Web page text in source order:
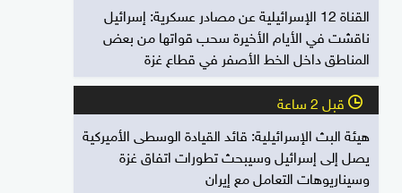
القناة 12 الإسرائيلية عن مصادر عسكرية: إسرائيل
ناقشت في الأيام الأخيرة سحب قواتها من بعض
المناطق داخل الخط الأصفر في قطاع غزة
l قبل 2 ساعة
هيئة البث الإسرائيلية: قائد القيادة الوسطى الأميركية
يصل إلى إسرائيل وسيبحث تطورات اتفاق غزة
وسيناريوهات التعامل مع إيران